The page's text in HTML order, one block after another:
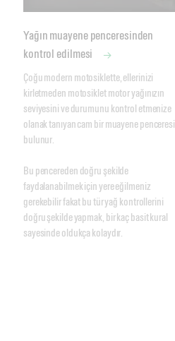
Yağın muayene penceresinden
kontrol edilmesi
Çoğu modern motosiklette, ellerinizi
kirletmeden motosiklet motor yağınızın
seviyesini ve durumunu kontrol etmenize
olanak tanıyan cam bir muayene penceresi
bulunur.
Bu pencereden doğru şekilde
faydalanabilmek için yere eğilmeniz
gerekebilir fakat bu tür yağ kontrollerini
doğru şekilde yapmak, bir kaç basit kural
sayesinde oldukça kolaydır.